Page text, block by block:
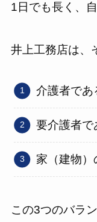
1日でも長く、
井上工務店は、
介護者であ
要介護者で
家（建物
この3つのバラ